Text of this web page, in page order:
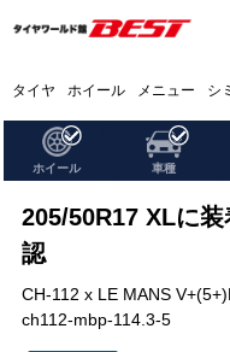
タイヤ ホイール メニュー シ
ホイール 車種
205/50R17 XLに
認
CH-112 x LE MANS
ch112-mbp-114.3-5